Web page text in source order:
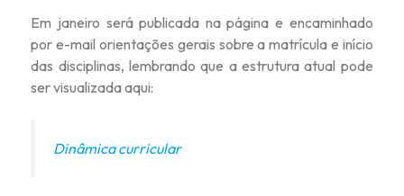
Em janeiro será publicada na página e encaminhado
por e-mail orientações gerais sobre a matrícula e início
das disciplinas, lembrando que a estrutura atual pode
ser visualizada aqui:
Dinâmica curricular